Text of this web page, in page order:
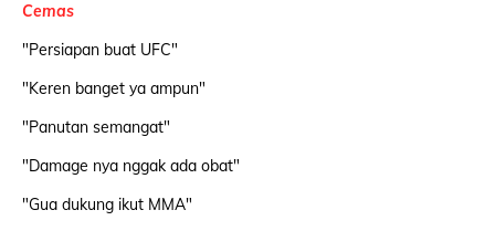
Cemas
"Persiapan buat UFC"
"Keren banget ya ampun"
"Panutan semangat"
"Damage nya nggak ada obat"
"Gua dukung ikut MMA"